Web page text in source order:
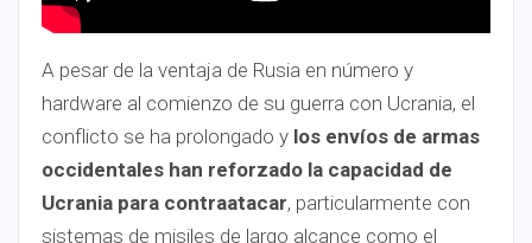
A pesar de la ventaja de Rusia en número y
hardware al comienzo de su guerra con Ucrania, el
conflicto se ha prolongado y los envíos de armas
occidentales han reforzado la capacidad de
Ucrania para contraatacar, particularmente con
sistemas de misiles de largo alcance como el